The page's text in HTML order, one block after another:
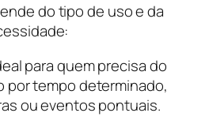
do tipo de uso e da
para quem precisa do
por tempo determinado,
ou eventos pontuais.